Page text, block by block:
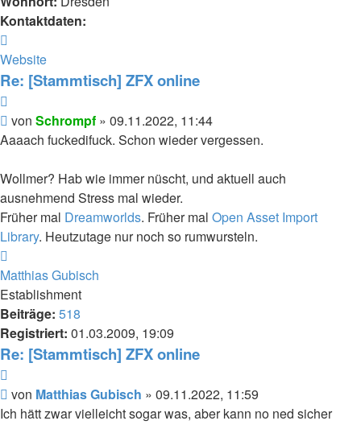
Kontaktdaten:
von
Schrompf
Website
Re: [Stammtisch] ZFX online
Beitrag
von Schrompf » 09.11.2022, 11:44
Aaaach fuckedifuck. Schon wieder vergessen.
Wollmer? Hab wie immer nüscht, und aktuell auch
ausnehmend Stress mal wieder.
Früher mal Dreamworlds. Früher mal Open Asset Import
Library. Heutzutage nur noch so rumwursteln.
oben
Matthias Gubisch
Establishment
Beiträge: 518
Registriert: 01.03.2009, 19:09
Re: [Stammtisch] ZFX online
Beitrag
von Matthias Gubisch » 09.11.2022, 11:59
Ich hätt zwar vielleicht sogar was, aber kann no ned sicher